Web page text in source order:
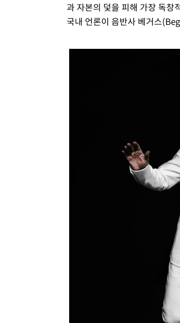
과 자본의 덫을 피해 가장 독창
국내 언론이 음반사 베거스